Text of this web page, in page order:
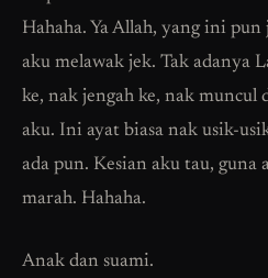
Hahaha. Ya Allah, yang ini
aku melawak jek. Tak adanya
ke, nak jengah ke, nak muncul
aku. Ini ayat biasa nak usik-
ada pun. Kesian aku tau, guna
marah. Hahaha.
Anak dan suami.